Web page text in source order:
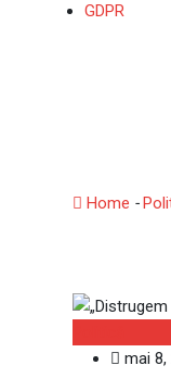
GDPR
Home -
mai 8,